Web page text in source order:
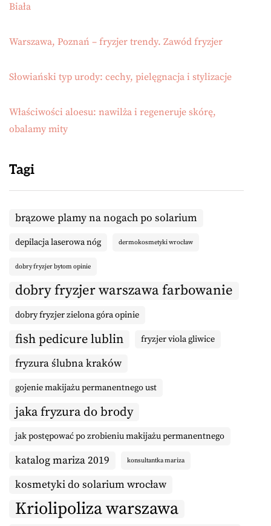
Biała
Warszawa, Poznań – fryzjer trendy. Zawód fryzjer
Słowiański typ urody: cechy, pielęgnacja i stylizacje
Właściwości aloesu: nawilża i regeneruje skórę,
obalamy mity
Tagi
brązowe plamy na nogach po solarium
depilacja laserowa nóg dermokosmetyki wrocław
dobry fryzjer bytom opinie
dobry fryzjer warszawa farbowanie
dobry fryzjer zielona góra opinie
fish pedicure lublin fryzjer viola gliwice
fryzura ślubna kraków
gojenie makijażu permanentnego ust
jaka fryzura do brody
jak postępować po zrobieniu makijażu permanentnego
katalog mariza 2019 konsultantka mariza
kosmetyki do solarium wrocław
Kriolipoliza warszawa